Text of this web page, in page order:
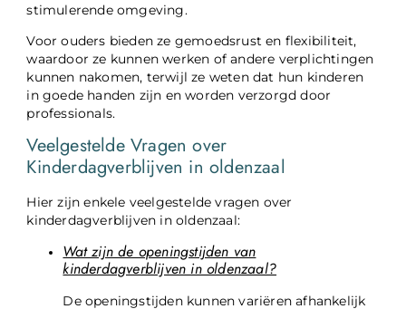
stimulerende omgeving.
Voor ouders bieden ze gemoedsrust en flexibiliteit,
waardoor ze kunnen werken of andere verplichtingen
kunnen nakomen, terwijl ze weten dat hun kinderen
in goede handen zijn en worden verzorgd door
professionals.
Veelgestelde Vragen over
Kinderdagverblijven in oldenzaal
Hier zijn enkele veelgestelde vragen over
kinderdagverblijven in oldenzaal:
Wat zijn de openingstijden van
kinderdagverblijven in oldenzaal?
De openingstijden kunnen variëren afhankelijk